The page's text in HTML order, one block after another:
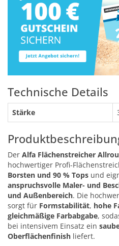
Technische Details
Stärke
Der Alfa Flächenstreicher
hochwertiger Profi-
Borsten und 90 % Tops und
anspruchsvolle Maler- und
und Außenbereich. Die
sorgt für Formstabilität, hohe
gleichmäßige Farbabgabe,
bei intensivem Einsatz ein
Oberflächenfinish liefert.